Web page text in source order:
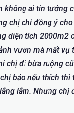
không ai tin tưởng
chị chỉ đồng ý
diện tích 2000m2
vườn mà mất vụ
chị đi bừa ruộng
bảo nếu thích thì
lắm. Nhưng chị